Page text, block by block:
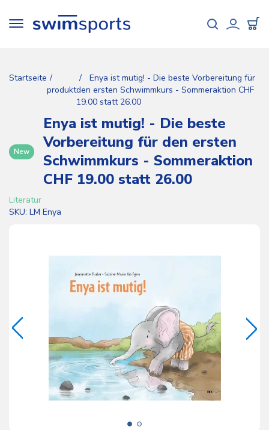
zum
Toggle
Startseite
produkt
Enya ist mutig! - Die beste Vorbereitung für
den ersten Schwimmkurs - Sommeraktion CHF
19.00 statt 26.00
New
Enya ist mutig! - Die beste
Vorbereitung für den ersten
Schwimmkurs - Sommeraktion
CHF 19.00 statt 26.00
Literatur
SKU LM Enya